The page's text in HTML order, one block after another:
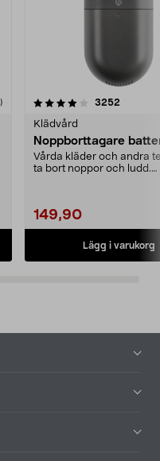
3252
Klädvård
Noppborttagare
Vårda kläder och andra
ta bort noppor och ludd.
149,90
Lägg i varukorg
4.5av 5 stjärnor